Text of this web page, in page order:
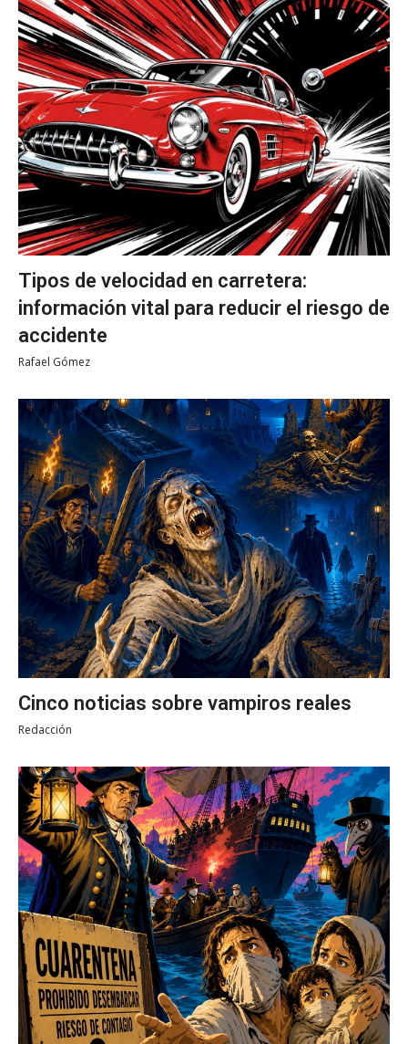
Tipos de velocidad en carretera:
información vital para reducir el riesgo de
accidente
Rafael Gómez
Cinco noticias sobre vampiros reales
Redacción